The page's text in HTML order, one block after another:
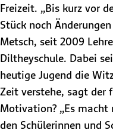
Freizeit. „Bis kurz vor
Stück noch
Metsch, seit 2009
Diltheyschule. Dabei
heutige Jugend die
Zeit verstehe, sagt der
Motivation? „Es
den Schülerinnen und